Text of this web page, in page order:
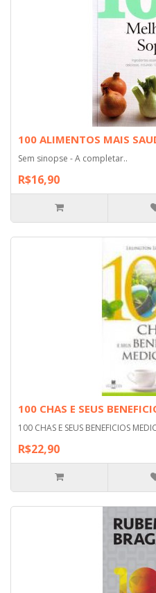
100 ALIMENTOS MAIS
Sem sinopse - A completar..
R$16,90
100 CHAS E SEUS
100 CHAS E SEUS BENEFICIOS
R$22,90